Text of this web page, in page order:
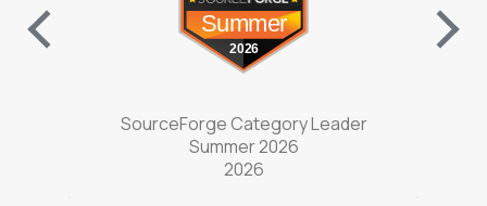
SourceForge Category Leader
Summer 2026
2026